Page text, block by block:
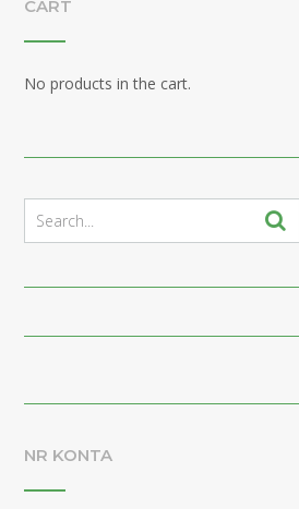
CART
No products in the cart.
NR KONTA